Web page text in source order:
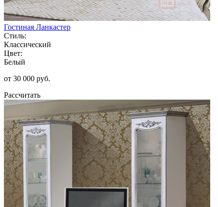
Гостиная Ланкастер
Стиль:
Классический
Цвет:
Белый
от 30 000 руб.
Рассчитать